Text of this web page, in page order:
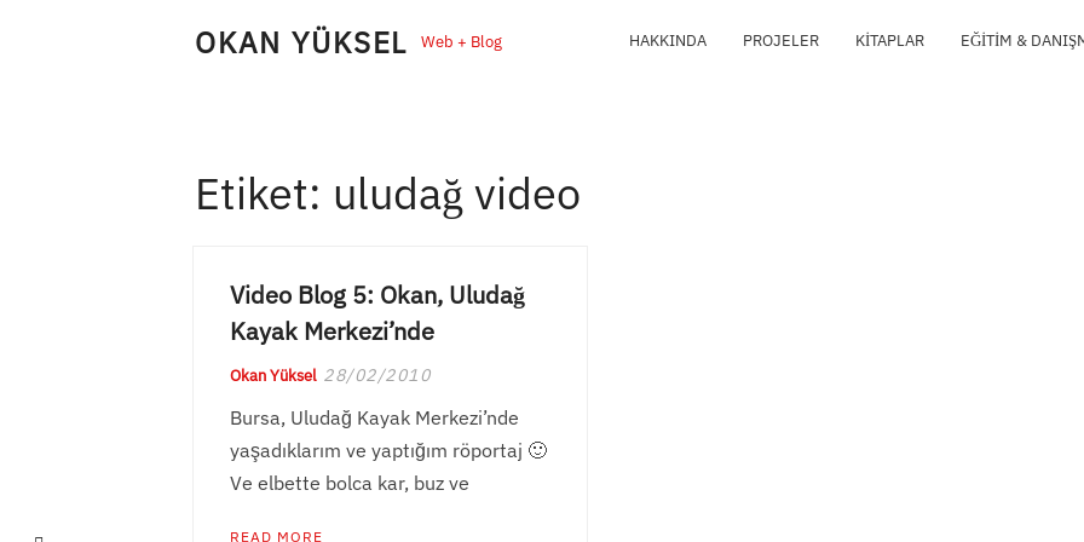
OKAN YÜKSEL Web + Blog HAKKINDA PROJELER KITAPLAR EĞITIM &
Etiket: uludağ video
Video Blog 5: Okan, Uludağ
Kayak Merkezi’nde
Okan Yüksel 28/02/2010
Bursa, Uludağ Kayak Merkezi’nde
yaşadıklarım ve yaptığım röportaj 🙂
Ve elbette bolca kar, buz ve
READ MORE